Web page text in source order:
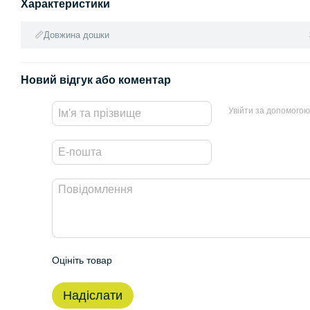
Характеристики
📏Довжина дошки
Новий відгук або коментар
Увійти за допомогою
Оцініть товар
Надіслати